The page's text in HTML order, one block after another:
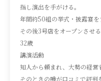
指し演出を手がける。
年間約50組の挙式・披露宴を
その後3号店をオープンさせ
32歳
講演活動
知人から頼まれ、大勢の経営
そのときの噂が口コミで評